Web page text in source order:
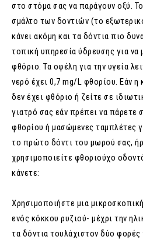
στο στόμα σας να παράγουν οξύ.
σμάλτο των δοντιών (το
κάνει ακόμη και τα δόντια πιο
τοπική υπηρεσία ύδρευσης για να
φθόριο. Τα οφέλη για την υγεία
νερό έχει 0,7 mg/L φθορίου. Εάν η
δεν έχει φθόριο ή ζείτε σε
γιατρό σας εάν πρέπει να πάρετε
φθορίου ή μασώμενες ταμπλέτες
το πρώτο δόντι του μωρού σας,
χρησιμοποιείτε φθοριούχο
κάνετε:
Χρησιμοποιήστε μια
ενός κόκκου ρυζιού- μέχρι την
τα δόντια τουλάχιστον δύο φορές